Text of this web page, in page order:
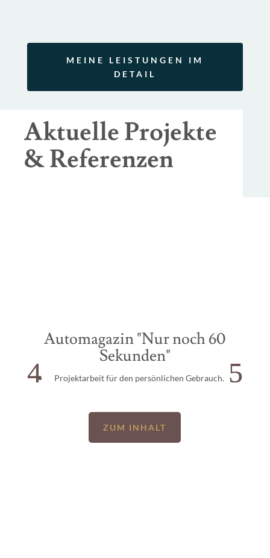
MEINE LEISTUNGEN IM
DETAIL
Aktuelle Projekte
& Referenzen
Automagazin "Nur noch 60
Sekunden"
Projektarbeit für den persönlichen Gebrauch.
ZUM INHALT
Alltagsthemen und Geschichten aus dem Leben